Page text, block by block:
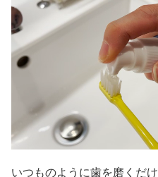
いつものように歯を磨くだけ